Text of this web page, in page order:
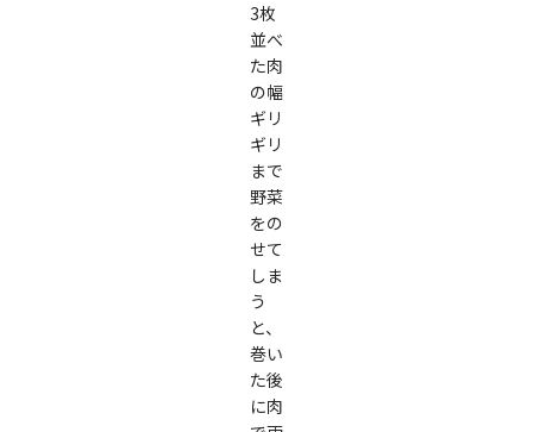
3枚
並べ
た肉
の幅
ギリ
ギリ
まで
野菜
をの
せて
しま
う
と、
巻い
た後
に肉